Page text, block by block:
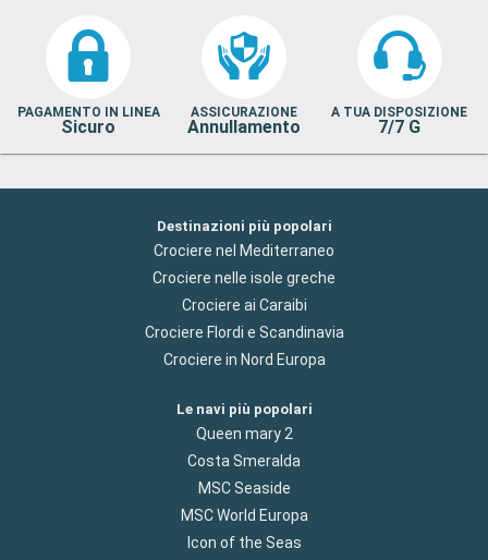
PAGAMENTO IN LINEA
Sicuro
ASSICURAZIONE
Annullamento
A TUA DISPOSIZIONE
7/7 G
Destinazioni più popolari
Crociere nel Mediterraneo
Crociere nelle isole greche
Crociere ai Caraibi
Crociere Flordi e Scandinavia
Crociere in Nord Europa
Le navi più popolari
Queen mary 2
Costa Smeralda
MSC Seaside
MSC World Europa
Icon of the Seas